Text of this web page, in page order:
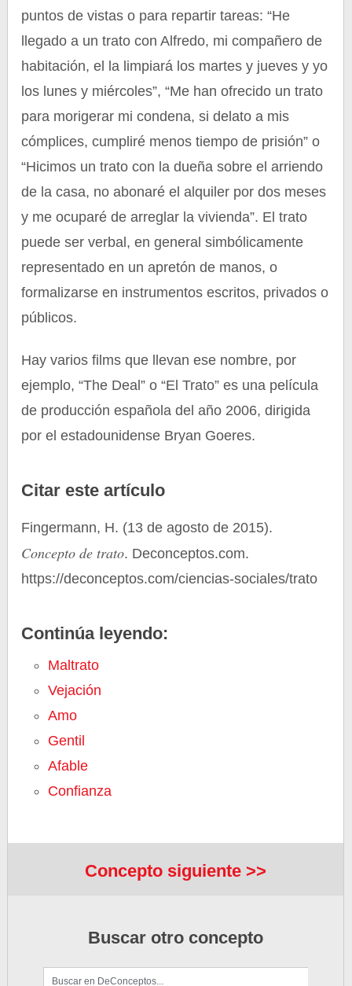
puntos de vistas o para repartir tareas: “He
llegado a un trato con Alfredo, mi compañero de
habitación, el la limpiará los martes y jueves y yo
los lunes y miércoles”, “Me han ofrecido un trato
para morigerar mi condena, si delato a mis
cómplices, cumpliré menos tiempo de prisión” o
“Hicimos un trato con la dueña sobre el arriendo
de la casa, no abonaré el alquiler por dos meses
y me ocuparé de arreglar la vivienda”. El trato
puede ser verbal, en general simbólicamente
representado en un apretón de manos, o
formalizarse en instrumentos escritos, privados o
públicos.
Hay varios films que llevan ese nombre, por
ejemplo, “The Deal” o “El Trato” es una película
de producción española del año 2006, dirigida
por el estadounidense Bryan Goeres.
Citar este artículo
Fingermann, H. (13 de agosto de 2015).
Concepto de trato. Deconceptos.com.
https://deconceptos.com/ciencias-sociales/trato
Continúa leyendo:
Maltrato
Vejación
Amo
Gentil
Afable
Confianza
Concepto siguiente >>
Buscar otro concepto